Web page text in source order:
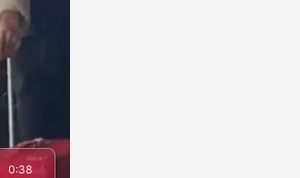
0:38